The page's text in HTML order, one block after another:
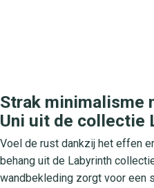
Strak minimalisme
Uni uit de collectie
Voel de rust dankzij het effen
behang uit de Labyrinth
wandbekleding zorgt voor een